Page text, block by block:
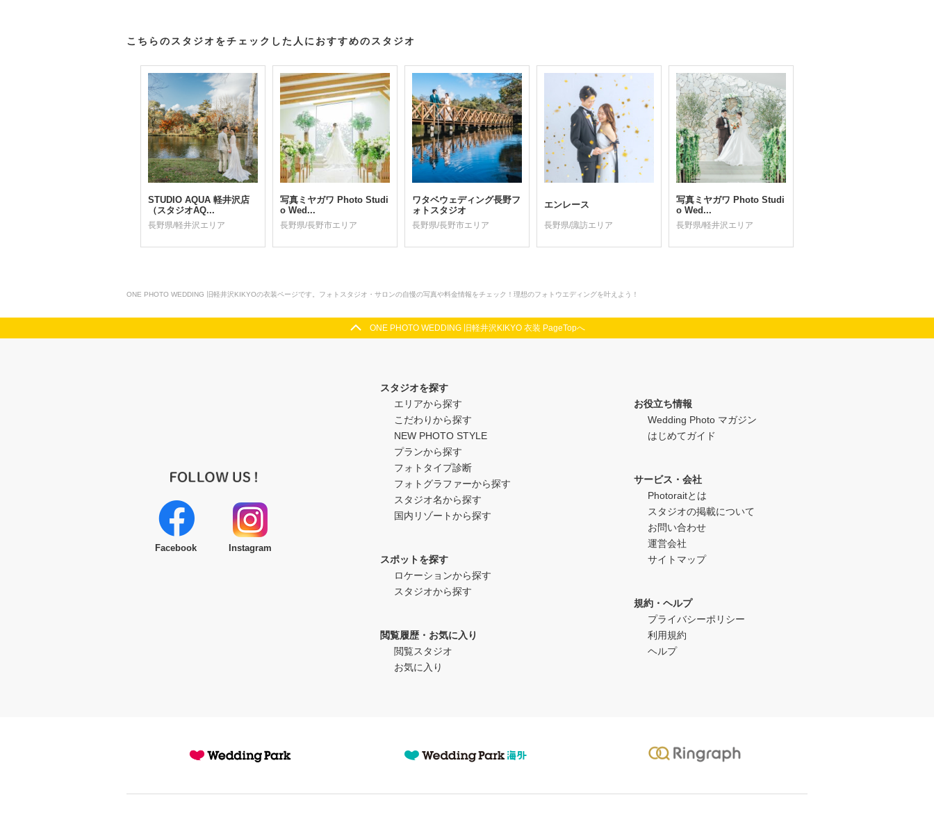
こちらのスタジオをチェックした人におすすめのスタジオ
STUDIO AQUA 軽井沢店
（スタジオAQ...
長野県/軽井沢エリア
写真ミヤガワ Photo Studi
o Wed...
長野県/長野市エリア
ワタベウェディング長野フ
ォトスタジオ
長野県/長野市エリア
エンレース
長野県/諏訪エリア
写真ミヤガワ Photo Studi
o Wed...
長野県/軽井沢エリア
ONE PHOTO WEDDING 旧軽井沢KIKYOの衣装ページです。フォトスタジオ・サロンの自慢の写真や料金情報をチェック！理想のフォトウエディングを叶えよう！
ONE PHOTO WEDDING 旧軽井沢KIKYO 衣装 PageTopへ
Facebook Instagram
スタジオを探す
エリアから探す
こだわりから探す
NEW PHOTO STYLE
プランから探す
フォトタイプ診断
フォトグラファーから探す
スタジオ名から探す
国内リゾートから探す
スポットを探す
ロケーションから探す
スタジオから探す
閲覧履歴・お気に入り
閲覧スタジオ
お気に入り
お役立ち情報
Wedding Photo マガジン
はじめてガイド
サービス・会社
Photoraitとは
スタジオの掲載について
お問い合わせ
運営会社
サイトマップ
規約・ヘルプ
プライバシーポリシー
利用規約
ヘルプ